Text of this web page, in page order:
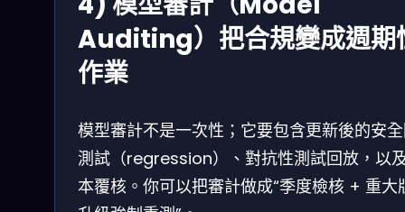
Auditing）把合規變成週期
作業
模型審計不是一次性；它要包含更新後的安
測試（regression）、對抗性測試回放，以
本覆核。你可以把審計做成“季度檢核 + 重大